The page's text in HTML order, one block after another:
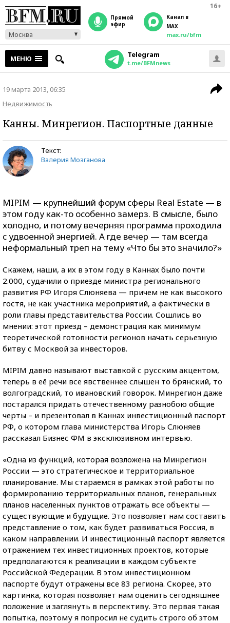
16+
Москва
прямой
эфир
Канал в
MAX
max.ru/bfm
МЕНЮ Telegram
t.me/BFMnews
19 марта 2013, 06:35
Недвижимость
Канны. Минрегион. Паспортные данные
Текст:
Валерия Мозганова
MIPIM — крупнейший форум сферы Real Estate — в
этом году как-то особенно замерз. В смысле, было
холодно, и потому вечерняя программа проходила
с удвоенной энергией. А где вечер — там всегда
неформальный треп на тему «Что бы это значило?»
Скажем, наши, а их в этом году в Каннах было почти
2.000, судачили о приезде министра регионального
развития РФ Игоря Слюняева — причем не как высокого
гостя, не как участника мероприятий, а фактически в
роли главы представительства России. Сошлись во
мнении: этот приезд – демонстрация как минимум
теоретической готовности регионов начать серьезную
битву с Москвой за инвесторов.
MIPIM давно называют выставкой с русским акцентом,
теперь в её речи все явственнее слышен то брянский, то
волгоградский, то ивановский говорок. Минрегион даже
постарался придать отечественному разнобою общие
черты – и презентовал в Каннах инвестиционный паспорт
РФ, о котором глава министерства Игорь Слюняев
рассказал Бизнес ФМ в эксклюзивном интервью.
«Одна из функций, которая возложена на Минрегион
России — это стратегическое и территориальное
планирование. Мы стараемся в рамках этой работы по
формированию территориальных планов, генеральных
планов населенных пунктов отражать все объекты —
существующие и будущие. Это позволяет нам составить
представление о том, как будет развиваться Россия, в
каком направлении. И инвестиционный паспорт является
отражением тех инвестиционных проектов, которые
предполагаются к реализации в каждом субъекте
Российской Федерации. В этом инвестиционном
паспорте будут отражены все 83 региона. Скорее, это
картинка, которая позволяет нам оценить сегодняшнее
положение и заглянуть в перспективу. Это первая такая
попытка, поэтому я попросил не судить строго об этом